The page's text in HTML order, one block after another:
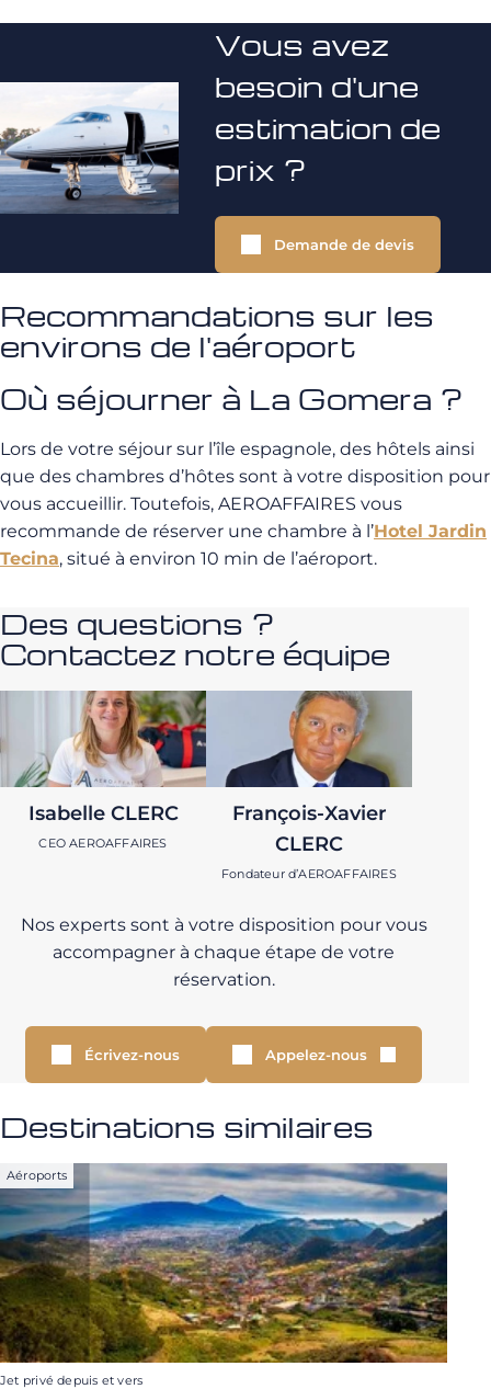
Vous avez
besoin d'une
estimation de
prix ?
Demande de devis
Recommandations sur les
environs de l'aéroport
Où séjourner à La Gomera ?
Lors de votre séjour sur l’île espagnole, des hôtels ainsi
que des chambres d’hôtes sont à votre disposition pour
vous accueillir. Toutefois, AEROAFFAIRES vous
recommande de réserver une chambre à l’Hotel Jardin
Tecina, situé à environ 10 min de l’aéroport.
Des questions ?
Contactez notre équipe
Isabelle CLERC
CEO AEROAFFAIRES
François-Xavier
CLERC
Fondateur d’AEROAFFAIRES
Nos experts sont à votre disposition pour vous
accompagner à chaque étape de votre
réservation.
Écrivez-nous Appelez-nous
Destinations similaires
Aéroports
Jet privé depuis et vers